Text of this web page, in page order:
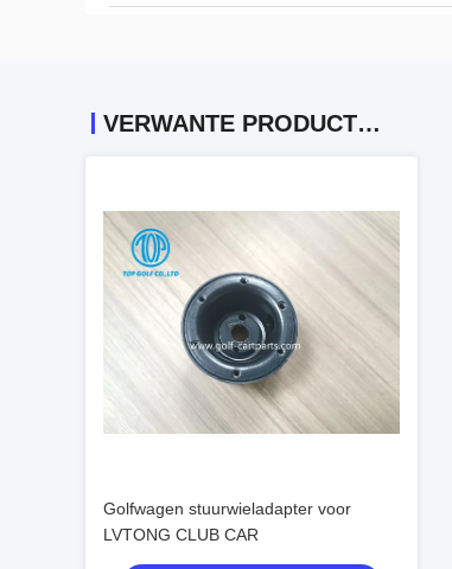
VERWANTE PRODUCTEN
Golfwagen stuurwieladapter voor
LVTONG CLUB CAR